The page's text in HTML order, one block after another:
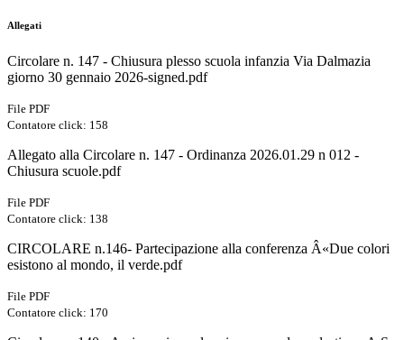
Allegati
Circolare n. 147 - Chiusura plesso scuola infanzia Via Dalmazia
giorno 30 gennaio 2026-signed.pdf
File PDF
Contatore click: 158
Allegato alla Circolare n. 147 - Ordinanza 2026.01.29 n 012 -
Chiusura scuole.pdf
File PDF
Contatore click: 138
CIRCOLARE n.146- Partecipazione alla conferenza Â«Due colori
esistono al mondo, il verde.pdf
File PDF
Contatore click: 170